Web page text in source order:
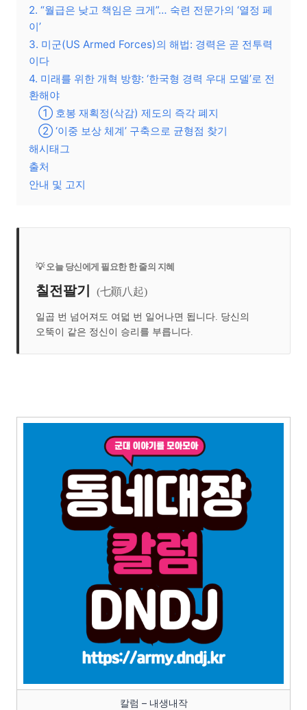
2. “월급은 낮고 책임은 크게”… 숙련 전문가의 ‘열정 페
이’
3. 미군(US Armed Forces)의 해법: 경력은 곧 전투력
이다
4. 미래를 위한 개혁 방향: ‘한국형 경력 우대 모델’로 전
환해야
① 호봉 재획정(삭감) 제도의 즉각 폐지
② ‘이중 보상 체계’ 구축으로 균형점 찾기
해시태그
출처
안내 및 고지
💡 오늘 당신에게 필요한 한 줄의 지혜
칠전팔기 (七顚八起)
일곱 번 넘어져도 여덟 번 일어나면 됩니다. 당신의
오뚝이 같은 정신이 승리를 부릅니다.
칼럼 – 내생내작